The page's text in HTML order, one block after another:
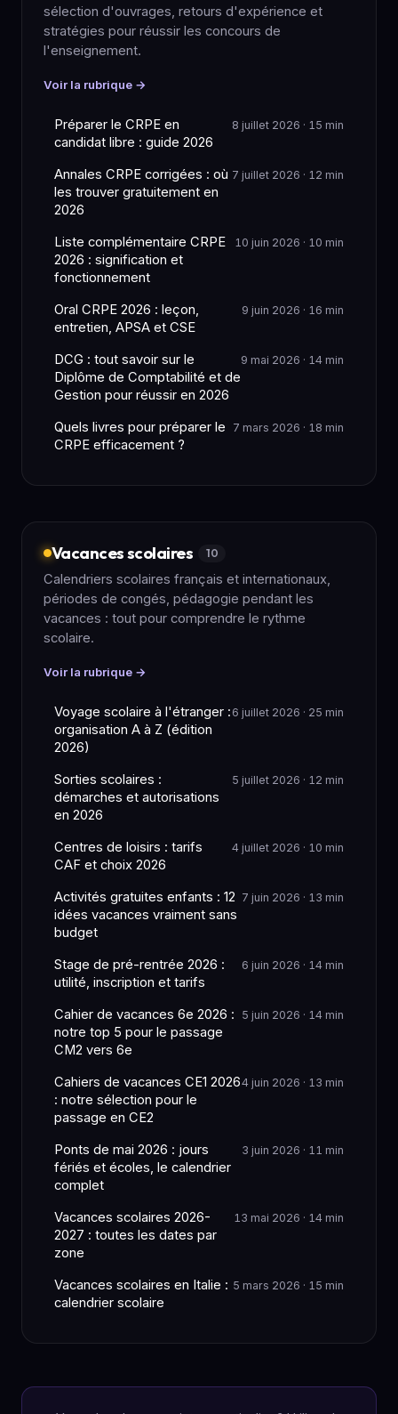
sélection d'ouvrages, retours d'expérience et
stratégies pour réussir les concours de
l'enseignement.
Voir la rubrique →
Préparer le CRPE en
candidat libre : guide 2026
8 juillet 2026 · 15 min
Annales CRPE corrigées : où
les trouver gratuitement en
2026
7 juillet 2026 · 12 min
Liste complémentaire CRPE
2026 : signification et
fonctionnement
10 juin 2026 · 10 min
Oral CRPE 2026 : leçon,
entretien, APSA et CSE
9 juin 2026 · 16 min
DCG : tout savoir sur le
Diplôme de Comptabilité et de
Gestion pour réussir en 2026
9 mai 2026 · 14 min
Quels livres pour préparer le
CRPE efficacement ?
7 mars 2026 · 18 min
Vacances scolaires 10
Calendriers scolaires français et internationaux,
périodes de congés, pédagogie pendant les
vacances : tout pour comprendre le rythme
scolaire.
Voir la rubrique →
Voyage scolaire à l'étranger :
organisation A à Z (édition
2026)
6 juillet 2026 · 25 min
Sorties scolaires :
démarches et autorisations
en 2026
5 juillet 2026 · 12 min
Centres de loisirs : tarifs
CAF et choix 2026
4 juillet 2026 · 10 min
Activités gratuites enfants : 12
idées vacances vraiment sans
budget
7 juin 2026 · 13 min
Stage de pré-rentrée 2026 :
utilité, inscription et tarifs
6 juin 2026 · 14 min
Cahier de vacances 6e 2026 :
notre top 5 pour le passage
CM2 vers 6e
5 juin 2026 · 14 min
Cahiers de vacances CE1 2026
: notre sélection pour le
passage en CE2
4 juin 2026 · 13 min
Ponts de mai 2026 : jours
fériés et écoles, le calendrier
complet
3 juin 2026 · 11 min
Vacances scolaires 2026-
2027 : toutes les dates par
zone
13 mai 2026 · 14 min
Vacances scolaires en Italie :
calendrier scolaire
5 mars 2026 · 15 min